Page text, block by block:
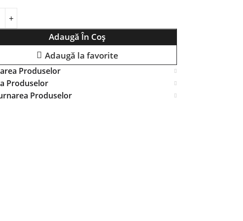
Adaugă În Coș
Adaugă la favorite
Produselor
Produselor
Produselor